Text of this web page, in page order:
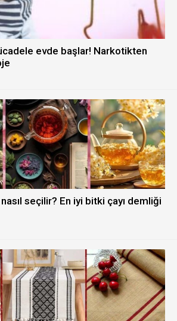
evde başlar! Narkotikten
seçilir? En iyi bitki çayı demliği